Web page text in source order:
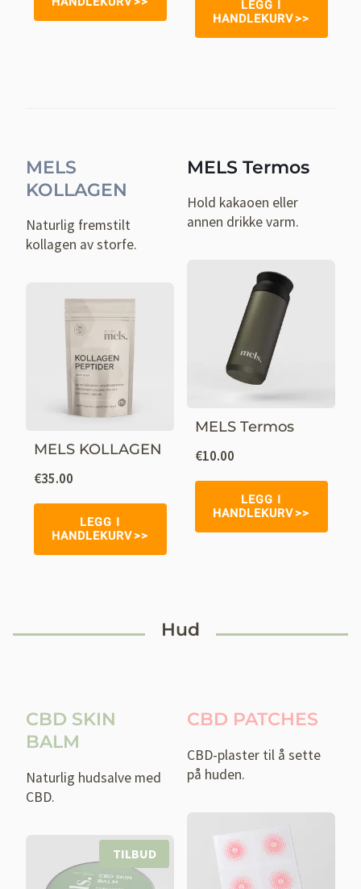
LEGG I
HANDLEKURV
MELS
KOLLAGEN
Naturlig fremstilt
kollagen av storfe.
MELS KOLLAGEN
€35.00
LEGG I
HANDLEKURV
MELS Termos
Hold kakaoen eller
annen drikke varm.
MELS Termos
€10.00
LEGG I
HANDLEKURV
Hud
CBD SKIN
BALM
Naturlig hudsalve med
CBD.
TILBUDPRODUKT
PÅ
CBD PATCHES
CBD-plaster til å sette
på huden.